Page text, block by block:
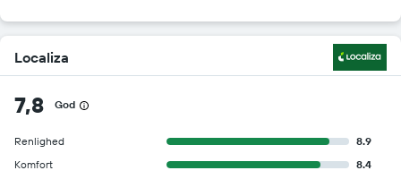
Localiza
7,8 God
Renlighed
8.9
Komfort
8.4